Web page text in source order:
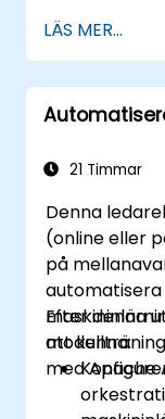
drivna
Utforska
LÄS MER...
21 Timmar
Denna
(online eller
på
med Apache
Efter denna
att kunna: